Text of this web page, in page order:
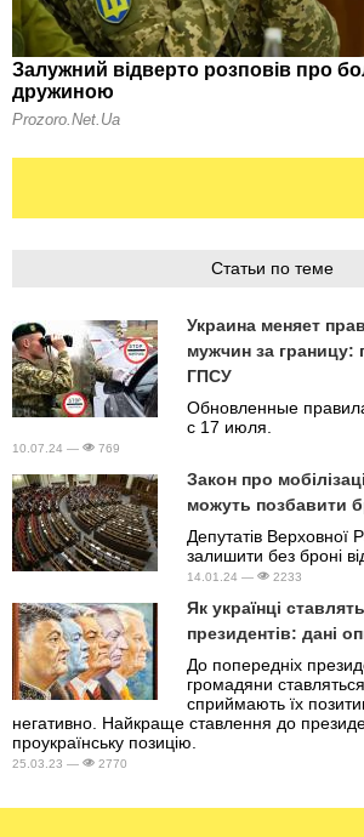
Статьи по теме
Украина меняет
мужчин за границу:
ГПСУ
Обновленные
с 17 июля.
10.07.24 — 769
Закон про
можуть позбавити
Депутатів Верховної
залишити без броні від
14.01.24 — 2233
Як українці
президентів: дані
До попередніх
громадяни
сприймають їх
негативно. Найкраще ставлення до
проукраїнську позицію.
25.03.23 — 2770